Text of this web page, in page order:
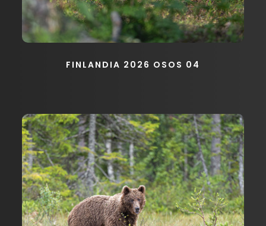
FINLANDIA 2026 OSOS 04